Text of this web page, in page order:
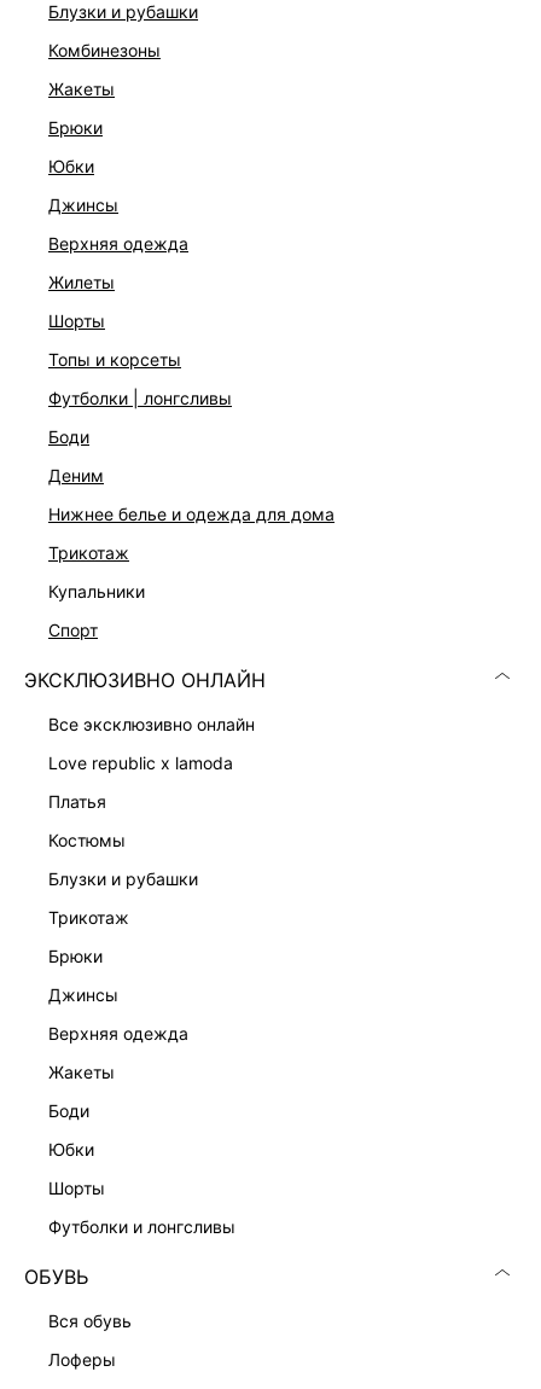
блузки и рубашки
комбинезоны
жакеты
брюки
юбки
джинсы
верхняя одежда
жилеты
шорты
топы и корсеты
футболки | лонгсливы
боди
деним
нижнее белье и одежда для дома
трикотаж
купальники
спорт
ЭКСКЛЮЗИВНО ОНЛАЙН
все эксклюзивно онлайн
love republic x lamoda
платья
костюмы
блузки и рубашки
трикотаж
брюки
джинсы
верхняя одежда
жакеты
боди
юбки
шорты
футболки и лонгсливы
ОБУВЬ
вся обувь
лоферы
4 999 ₽
3 999 ₽